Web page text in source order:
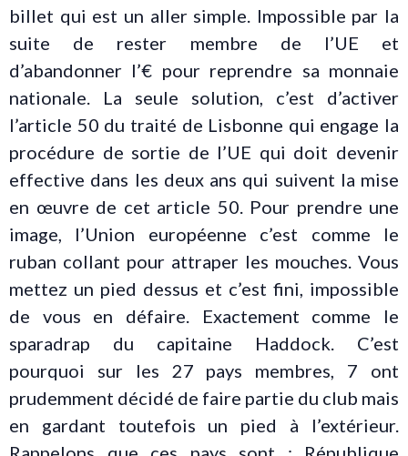
billet qui est un aller simple. Impossible par la
suite de rester membre de l’UE et
d’abandonner l’€ pour reprendre sa monnaie
nationale. La seule solution, c’est d’activer
l’article 50 du traité de Lisbonne qui engage la
procédure de sortie de l’UE qui doit devenir
effective dans les deux ans qui suivent la mise
en œuvre de cet article 50. Pour prendre une
image, l’Union européenne c’est comme le
ruban collant pour attraper les mouches. Vous
mettez un pied dessus et c’est fini, impossible
de vous en défaire. Exactement comme le
sparadrap du capitaine Haddock. C’est
pourquoi sur les 27 pays membres, 7 ont
prudemment décidé de faire partie du club mais
en gardant toutefois un pied à l’extérieur.